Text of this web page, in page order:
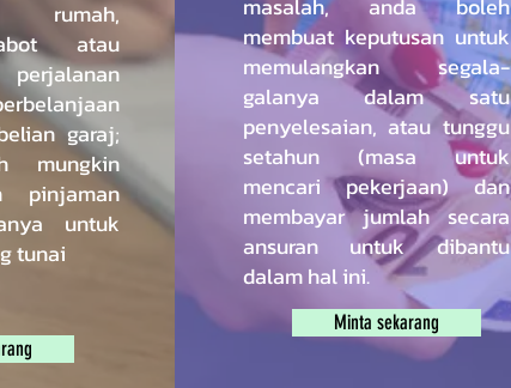
rumah,
atau
perjalanan
garaj;
mungkin
pinjaman
untuk
tunai
masalah, anda boleh
membuat keputusan untuk
memulangkan segala-
galanya dalam satu
penyelesaian, atau tunggu
setahun (masa untuk
mencari pekerjaan) dan
membayar jumlah secara
ansuran untuk dibantu
dalam hal ini.
Minta sekarang